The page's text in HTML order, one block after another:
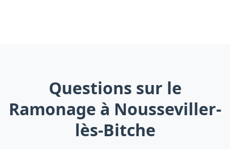
Questions sur le
Ramonage à Nousseviller-
lès-Bitche